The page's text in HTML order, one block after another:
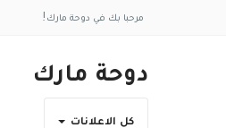
مرحبا بك في دوحة مارك!
دوحة مارك
كل الاعلانات